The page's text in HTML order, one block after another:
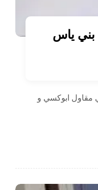
في بني ياس
مقاول ابوكسي و